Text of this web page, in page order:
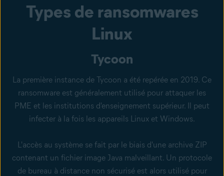
Types de ransomwares
Linux
Tycoon
La première instance de Tycoon a été repérée en 2019. Ce
ransomware est généralement utilisé pour attaquer les
PME et les institutions d'enseignement supérieur. Il peut
infecter à la fois les appareils Linux et Windows.
L'accès au système se fait par le biais d'une archive ZIP
contenant un fichier image Java malveillant. Un protocole
de bureau à distance non sécurisé est alors utilisé pour